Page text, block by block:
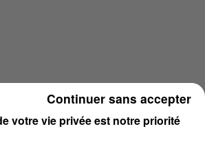
votre vie privée est notre priorité
Continuer sans accepter